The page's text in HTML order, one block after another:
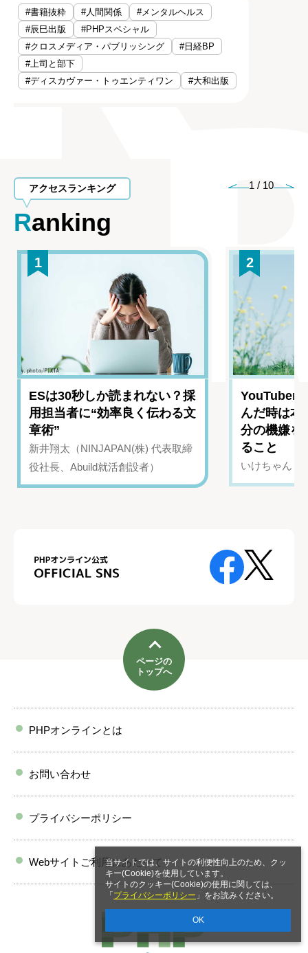
当サイトでは、サイトの利便性向上のため、クッ
キー(Cookie)を使用しています。
サイトのクッキー(Cookie)の使用に関しては、
「 プライバシーポリシー 」をお読みください。
OK
#書籍抜粋 #人間関係
#メンタルヘルス
#辰巳出版
#PHPスペシャル
#クロスメディア・パブリッシング
#日経BP
#上司と部下
#ディスカヴァー・トゥエンティワン
#大和出版
アクセスランキング
Ranking
1 / 10
1
ESは30秒しか読まれない？採
用担当者に“効率良く伝わる文
章術”
新井翔太（NINJAPAN(株) 代表取締
役社長、Abuild就活創設者）
2
YouTuber
んだ時は
分の機嫌を
ること
いけちゃん（
ページの
トップへ
PHPオンラインとは
お問い合わせ
プライバシーポリシー
Webサイトご利用にあたって